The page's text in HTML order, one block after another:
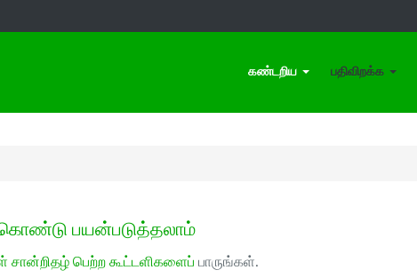
கண்டறிய பதிவிறக்க
பயன்படுத்தலாம்
சான்றிதழ் பெற்ற கூட்டளிகளைப் பாருங்கள்.